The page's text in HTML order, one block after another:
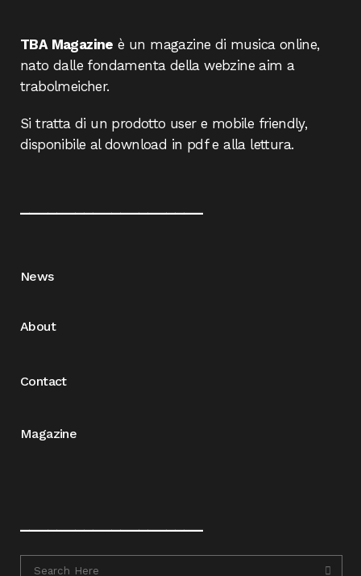
TBA Magazine è un magazine di musica online,
nato dalle fondamenta della webzine aim a
trabolmeicher.
Si tratta di un prodotto user e mobile friendly,
disponibile al download in pdf e alla lettura.
News
About
Contact
Magazine